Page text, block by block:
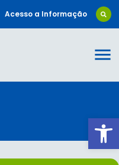
Acesso a Informação